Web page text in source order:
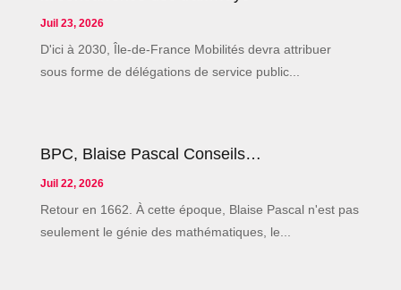
Juil 23, 2026
D'ici à 2030, Île-de-France Mobilités devra attribuer
sous forme de délégations de service public...
BPC, Blaise Pascal Conseils…
Juil 22, 2026
Retour en 1662. À cette époque, Blaise Pascal n'est pas
seulement le génie des mathématiques, le...